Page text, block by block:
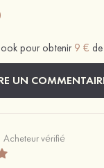
pour obtenir 9 €
UN
Acheteur vérifié